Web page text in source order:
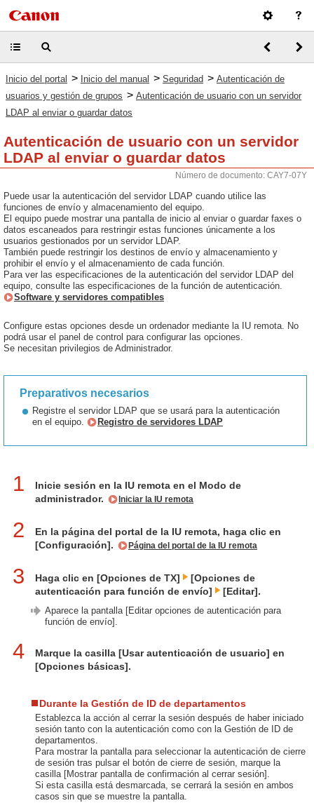
Inicio del portal > Inicio del manual > Seguridad > Autenticación de
usuarios y gestión de grupos > Autenticación de usuario con un servidor
LDAP al enviar o guardar datos
Autenticación de usuario con un servidor
LDAP al enviar o guardar datos
Número de documento: CAY7-07Y
Puede usar la autenticación del servidor LDAP cuando utilice las
funciones de envío y almacenamiento del equipo.
El equipo puede mostrar una pantalla de inicio al enviar o guardar faxes o
datos escaneados para restringir estas funciones únicamente a los
usuarios gestionados por un servidor LDAP.
También puede restringir los destinos de envío y almacenamiento y
prohibir el envío y el almacenamiento de cada función.
Para ver las especificaciones de la autenticación del servidor LDAP del
equipo, consulte las especificaciones de la función de autenticación.
Software y servidores compatibles
Configure estas opciones desde un ordenador mediante la IU remota. No
podrá usar el panel de control para configurar las opciones.
Se necesitan privilegios de Administrador.
Preparativos necesarios
Registre el servidor LDAP que se usará para la autenticación
en el equipo.
Registro de servidores LDAP
1
Inicie sesión en la IU remota en el Modo de
administrador.
Iniciar la IU remota
2
En la página del portal de la IU remota, haga clic en
[Configuración].
Página del portal de la IU remota
3 Haga clic en [Opciones de TX]
[Opciones de
autenticación para función de envío]
[Editar].
Aparece la pantalla [Editar opciones de autenticación para
función de envío].
4
Marque la casilla [Usar autenticación de usuario] en
[Opciones básicas].
Durante la Gestión de ID de departamentos
Establezca la acción al cerrar la sesión después de haber iniciado
sesión tanto con la autenticación como con la Gestión de ID de
departamentos.
Para mostrar la pantalla para seleccionar la autenticación de cierre
de sesión tras pulsar el botón de cierre de sesión, marque la
casilla [Mostrar pantalla de confirmación al cerrar sesión].
Si esta casilla está desmarcada, se cerrará la sesión en ambos
casos sin que se muestre la pantalla.